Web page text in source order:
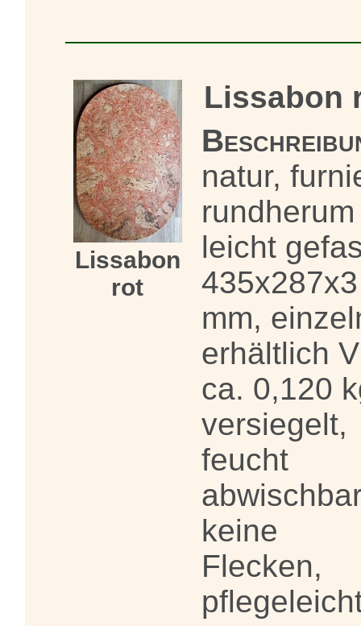
Lissabon
rot
Lissabon
natur,
rundherum
leicht
435x287x3
mm,
erhältlich
ca. 0,120
versiegelt,
feucht
keine
Flecken,